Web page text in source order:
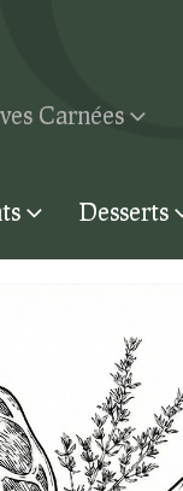
Carnées
Desserts